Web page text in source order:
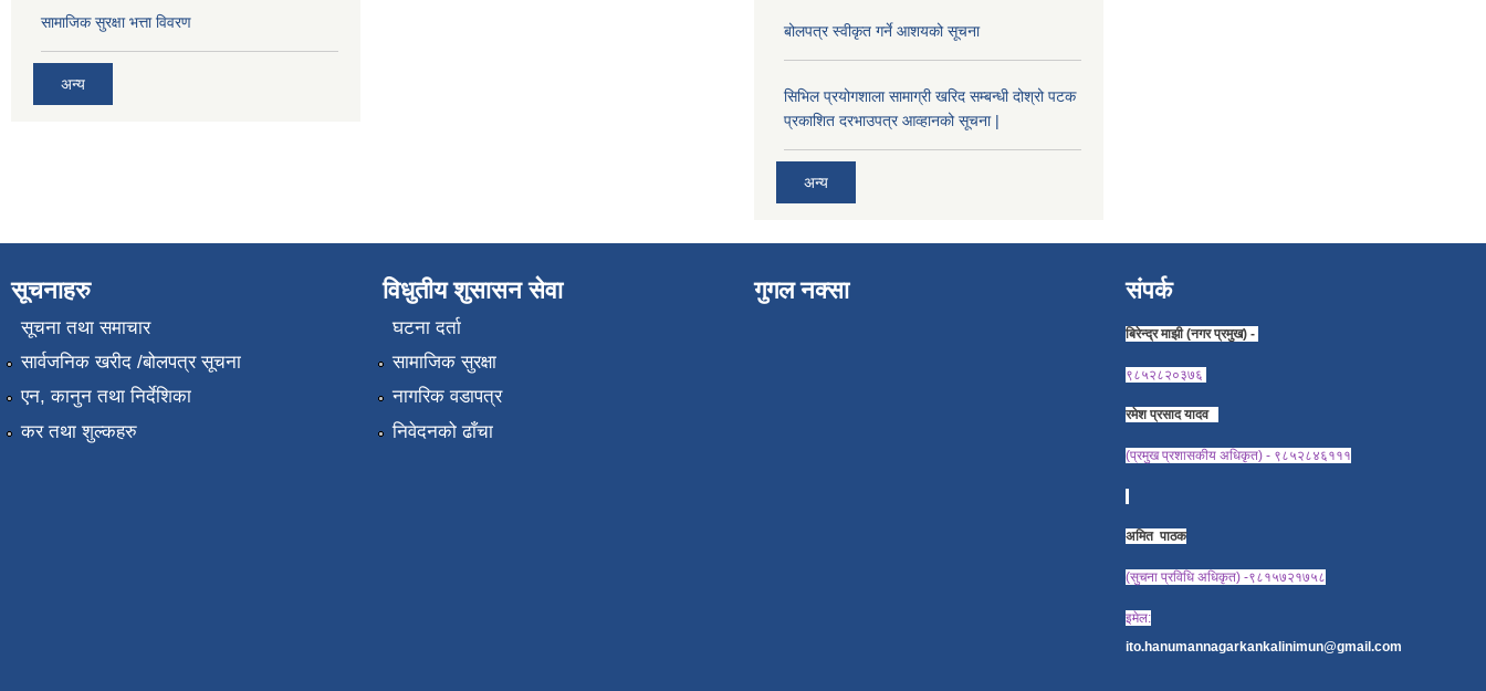
सामाजिक सुरक्षा भत्ता विवरण
अन्य
बोलपत्र स्वीकृत गर्ने आशयको सूचना
सिभिल प्रयोगशाला सामाग्री खरिद सम्बन्धी दोश्रो पटक
प्रकाशित दरभाउपत्र आव्हानको सूचना |
अन्य
सूचनाहरु
सूचना तथा समाचार
सार्वजनिक खरीद /बोलपत्र सूचना
एन, कानुन तथा निर्देशिका
कर तथा शुल्कहरु
विधुतीय शुसासन सेवा
घटना दर्ता
सामाजिक सुरक्षा
नागरिक वडापत्र
निवेदनको ढाँचा
गुगल नक्सा संपर्क
बिरेन्द्र माझी (नगर प्रमुख) -
९८५२८२०३७६
रमेश प्रसाद यादव
(प्रमुख प्रशासकीय अधिकृत) - ९८५२८४६१११
अमित पाठक
(सुचना प्रविधि अधिकृत) -९८१५७२१७५८
इमेल:
ito.hanumannagarkankalinimun@gmail.com